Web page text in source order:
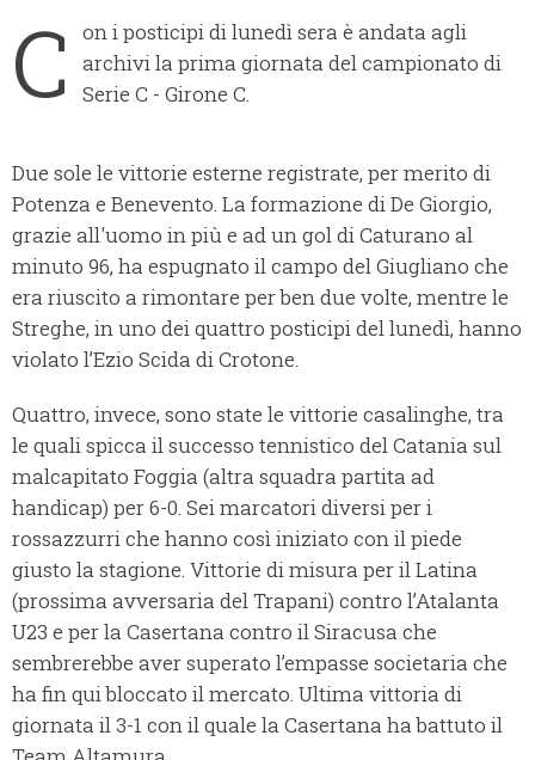
C
on i posticipi di lunedì sera è andata agli
archivi la prima giornata del campionato di
Serie C - Girone C.
Due sole le vittorie esterne registrate, per merito di
Potenza e Benevento. La formazione di De Giorgio,
grazie all'uomo in più e ad un gol di Caturano al
minuto 96, ha espugnato il campo del Giugliano che
era riuscito a rimontare per ben due volte, mentre le
Streghe, in uno dei quattro posticipi del lunedì, hanno
violato l’Ezio Scida di Crotone.
Quattro, invece, sono state le vittorie casalinghe, tra
le quali spicca il successo tennistico del Catania sul
malcapitato Foggia (altra squadra partita ad
handicap) per 6-0. Sei marcatori diversi per i
rossazzurri che hanno così iniziato con il piede
giusto la stagione. Vittorie di misura per il Latina
(prossima avversaria del Trapani) contro l’Atalanta
U23 e per la Casertana contro il Siracusa che
sembrerebbe aver superato l’empasse societaria che
ha fin qui bloccato il mercato. Ultima vittoria di
giornata il 3-1 con il quale la Casertana ha battuto il